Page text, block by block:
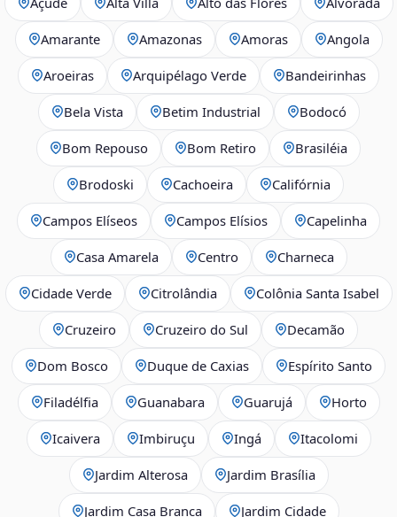
Amarante Amazonas Amoras Angola
Aroeiras Arquipélago Verde Bandeirinhas
Bela Vista Betim Industrial Bodocó
Bom Repouso Bom Retiro Brasiléia
Brodoski Cachoeira Califórnia
Campos Elíseos Campos Elísios Capelinha
Casa Amarela Centro Charneca
Cidade Verde Citrolândia Colônia Santa Isabel
Cruzeiro Cruzeiro do Sul Decamão
Dom Bosco Duque de Caxias Espírito Santo
Filadélfia Guanabara Guarujá Horto
Icaivera Imbiruçu Ingá Itacolomi
Jardim Alterosa Jardim Brasília
Jardim Casa Branca Jardim Cidade